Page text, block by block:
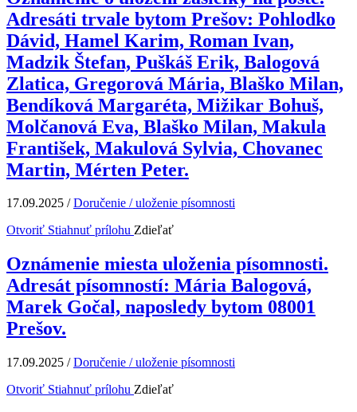
Adresáti trvale bytom Prešov: Pohlodko
Dávid, Hamel Karim, Roman Ivan,
Madzik Štefan, Puškáš Erik, Balogová
Zlatica, Gregorová Mária, Blaško Milan,
Bendíková Margaréta, Mižikar Bohuš,
Molčanová Eva, Blaško Milan, Makula
František, Makulová Sylvia, Chovanec
Martin, Mérten Peter.
17.09.2025 /Doručenie / uloženie písomnosti
Otvoriť Stiahnuť prílohu Zdieľať
Oznámenie miesta uloženia písomnosti.
Adresát písomností: Mária Balogová,
Marek Gočal, naposledy bytom 08001
Prešov.
17.09.2025 /Doručenie / uloženie písomnosti
Otvoriť Stiahnuť prílohu Zdieľať